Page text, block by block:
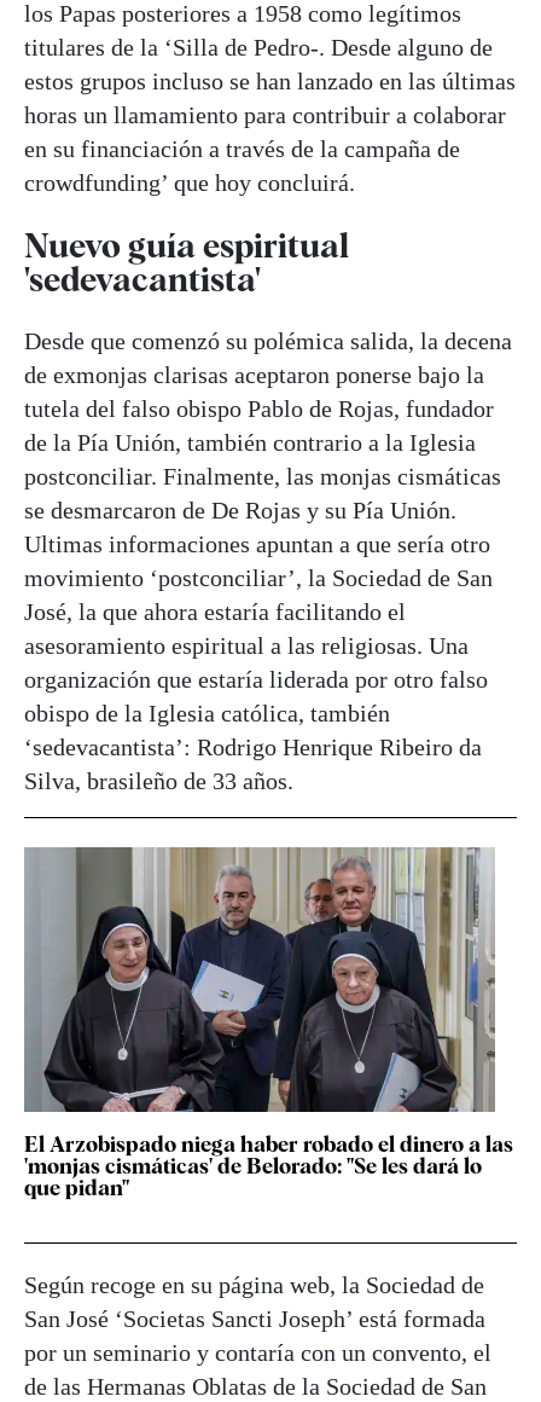
los Papas posteriores a 1958 como legítimos
titulares de la ‘Silla de Pedro-. Desde alguno de
estos grupos incluso se han lanzado en las últimas
horas un llamamiento para contribuir a colaborar
en su financiación a través de la campaña de
crowdfunding’ que hoy concluirá.
Nuevo guía espiritual
'sedevacantista'
Desde que comenzó su polémica salida, la decena
de exmonjas clarisas aceptaron ponerse bajo la
tutela del falso obispo Pablo de Rojas, fundador
de la Pía Unión, también contrario a la Iglesia
postconciliar. Finalmente, las monjas cismáticas
se desmarcaron de De Rojas y su Pía Unión.
Ultimas informaciones apuntan a que sería otro
movimiento ‘postconciliar’, la Sociedad de San
José, la que ahora estaría facilitando el
asesoramiento espiritual a las religiosas. Una
organización que estaría liderada por otro falso
obispo de la Iglesia católica, también
‘sedevacantista’: Rodrigo Henrique Ribeiro da
Silva, brasileño de 33 años.
El Arzobispado niega haber robado el dinero a las
'monjas cismáticas' de Belorado: "Se les dará lo
que pidan"
Según recoge en su página web, la Sociedad de
San José ‘Societas Sancti Joseph’ está formada
por un seminario y contaría con un convento, el
de las Hermanas Oblatas de la Sociedad de San